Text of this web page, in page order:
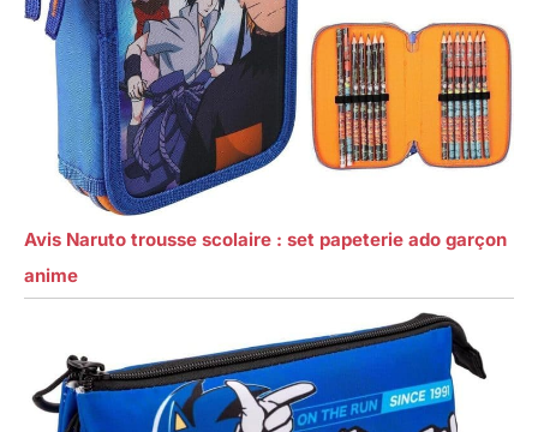
Avis Naruto trousse scolaire : set papeterie ado garçon
anime